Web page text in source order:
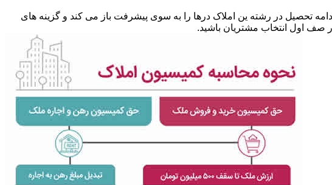
تحصیل در رشته ین املاک درها را به سوی پیشرفت باز می کند و گزینه های
صف اول انتخاب مشتریان باشید.